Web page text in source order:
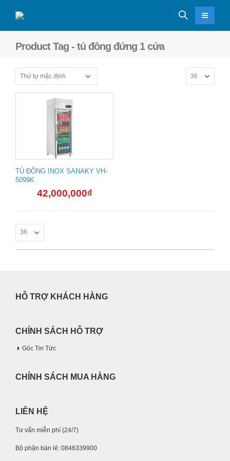
Product Tag - tủ đông đứng 1 cửa
TỦ ĐÔNG INOX SANAKY VH-
5099K
42,000,000₫
HỖ TRỢ KHÁCH HÀNG
CHÍNH SÁCH HỖ TRỢ
Góc Tin Tức
CHÍNH SÁCH MUA HÀNG
LIÊN HỆ
Tư vấn miễn phí (24/7)
Bộ phận bán lẻ: 0846339900